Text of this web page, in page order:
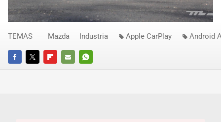
FACEBOOKTWITTERFLIPBOARD
E-
WHATSAPP
TEMAS Mazda Industria Apple CarPlay Android